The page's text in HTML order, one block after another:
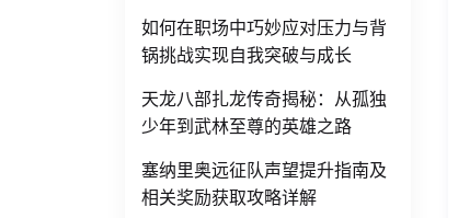
如何在职场中巧妙应对压力与背
锅挑战实现自我突破与成长
天龙八部扎龙传奇揭秘：从孤独
少年到武林至尊的英雄之路
塞纳里奥远征队声望提升指南及
相关奖励获取攻略详解